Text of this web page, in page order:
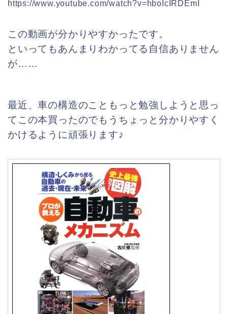
https://www.youtube.com/watch?v=hboIcIRDEmI
この動画が分かりやすかったです。
といってもあんまりわかってる自信ありません
が……
最近、車の構造のこともっと勉強しようと思っ
てこの本買ったのでもうちょっと分かりやすく
かけるように頑張ります♪